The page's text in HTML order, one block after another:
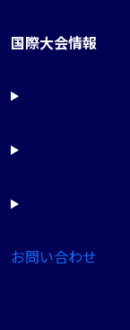
国際大会情報
お問い合わせ